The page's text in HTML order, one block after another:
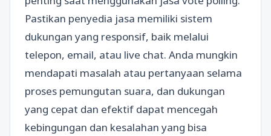
Pastikan penyedia jasa memiliki sistem
dukungan yang responsif, baik melalui
telepon, email, atau live chat. Anda mungkin
mendapati masalah atau pertanyaan selama
proses pemungutan suara, dan dukungan
yang cepat dan efektif dapat mencegah
kebingungan dan kesalahan yang bisa